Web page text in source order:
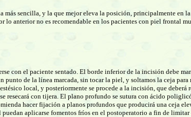
más sencilla, y la que mejor eleva la posición, principalmente en
lo anterior no es recomendable en los pacientes con piel frontal
con el paciente sentado. El borde inferior de la incisión debe
punto de la línea marcada, sin tocar la piel, y soltamos la ceja
local, y posteriormente se procede a la incisión, que
resecará con tijera. El plano profundo se sutura con ácido
hacer fijación a planos profundos que producirá una ceja
puedan aplicarse fomentos fríos en el postoperatorio a fin de